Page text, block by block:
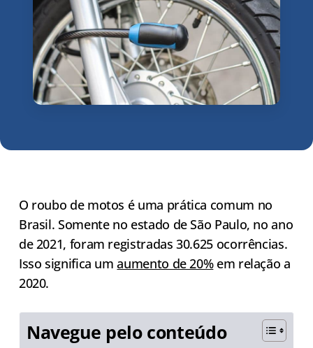
O roubo de motos é uma prática comum no
Brasil. Somente no estado de São Paulo, no ano
de 2021, foram registradas 30.625 ocorrências.
Isso significa umaumento de 20%em relação a
2020.
Navegue pelo conteúdo